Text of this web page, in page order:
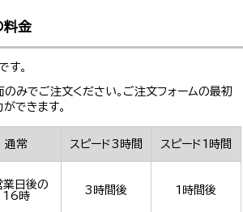
料金
す。
みでご注文ください。ご注文フォームの最初
できます。
通常 スピード3時間 スピード1時間
日後の
16時
3時間後 1時間後